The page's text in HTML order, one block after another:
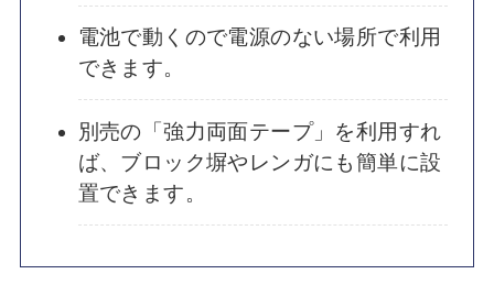
電池で動くので電源のない場所で利用
できます。
別売の「強力両面テープ」を利用すれ
ば、ブロック塀やレンガにも簡単に設
置できます。